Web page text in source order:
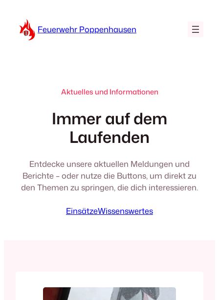
Inhalt
springen Feuerwehr Poppenhausen
Aktuelles und Informationen
Immer auf dem
Laufenden
Entdecke unsere aktuellen Meldungen und
Berichte – oder nutze die Buttons, um direkt zu
den Themen zu springen, die dich interessieren.
EinsätzeWissenswertes